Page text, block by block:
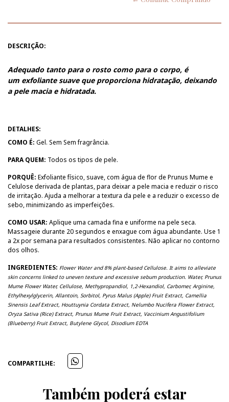
DESCRIÇÃO:
Adequado tanto para o rosto como para o corpo, é
um exfoliante suave que proporciona hidratação, deixando
a pele macia e hidratada.
DETALHES:
COMO É: Gel. Sem Sem fragrância.
PARA QUEM: Todos os tipos de pele.
PORQUÊ: Exfoliante físico, suave, com água de flor de Prunus Mume e
Celulose derivada de plantas, para deixar a pele macia e reduzir o risco
de irritação. Ajuda a melhorar a textura da pele e a reduzir o excesso de
sebo, minimizando as imperfeições.
COMO USAR: Aplique uma camada fina e uniforme na pele seca.
Massageie durante 20 segundos e enxague com água abundante. Use 1
a 2x por semana para resultados consistentes. Não aplicar no contorno
dos olhos.
INGREDIENTES: Flower Water and 8% plant-based Cellulose. It aims to alleviate
skin concerns linked to uneven texture and excessive sebum production. Water, Prunus
Mume Flower Water, Cellulose, Methypropandiol, 1,2-Hexandiol, Carbomer, Arginine,
Ethylhexylglycerin, Allantoin, Sorbitol, Pyrus Malus (Apple) Fruit Extract, Camellia
Sinensis Leaf Extract, Houttuynia Cordata Extract, Nelumbo Nucifera Flower Extract,
Oryza Sativa (Rice) Extract, Prunus Mume Fruit Extract, Vaccinium Angustifolium
(Blueberry) Fruit Extract, Butylene Glycol, Disodium EDTA
COMPARTILHE:
Também poderá estar